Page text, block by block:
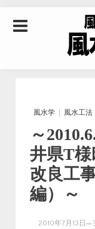
水ゼ
学・
学を
風水学 風水工法
～
井県T
改良工
編）～
2010年7月13日